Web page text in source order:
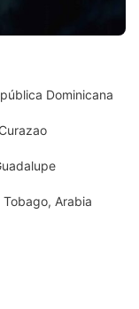
Dominicana
Arabia